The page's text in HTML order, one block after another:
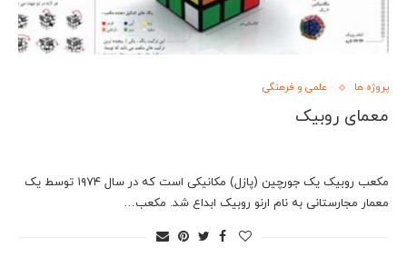
پروژه ها علمی و فرهنگی
معمای روبیک
مکعب روبیک یک جورچین (پازل) مکانیکی است که در سال ۱۹۷۴ توسط یک
معمار مجارستانی به نام ارنو روبیک ابداع شد. مکعب…